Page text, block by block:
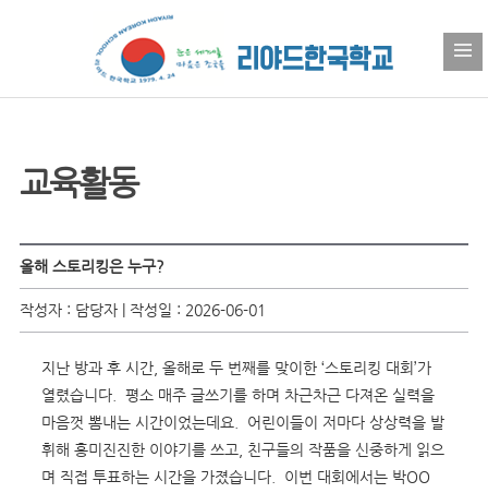
교육활동
올해 스토리킹은 누구?
작성자 : 담당자 | 작성일 : 2026-06-01
지난 방과 후 시간, 올해로 두 번째를 맞이한 ‘스토리킹 대회’가
열렸습니다. 평소 매주 글쓰기를 하며 차근차근 다져온 실력을
마음껏 뽐내는 시간이었는데요. 어린이들이 저마다 상상력을 발
휘해 흥미진진한 이야기를 쓰고, 친구들의 작품을 신중하게 읽으
며 직접 투표하는 시간을 가졌습니다. 이번 대회에서는 박OO